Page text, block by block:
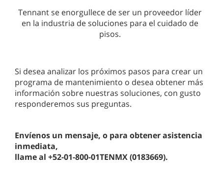
Tennant se enorgullece de ser un proveedor líder
en la industria de soluciones para el cuidado de
pisos.
Si desea analizar los próximos pasos para crear un
programa de mantenimiento o desea obtener más
información sobre nuestras soluciones, con gusto
responderemos sus preguntas.
Envíenos un mensaje, o para obtener asistencia
inmediata,
llame al +52-01-800-01TENMX (0183669).